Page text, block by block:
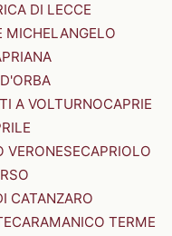
DI LECCE
MICHELANGELO
A VOLTURNOCAPRIE
VERONESECAPRIOLO
CATANZARO
CARAMANICO TERME